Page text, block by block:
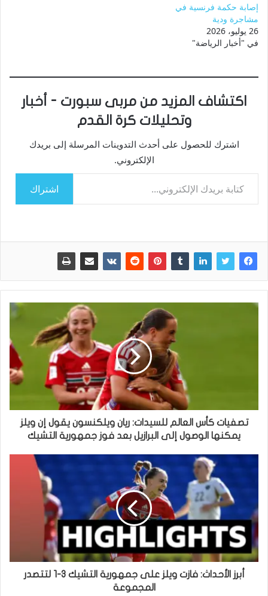
إصابة حكمة فرنسية في
مشاجرة ودية
26 يوليو، 2026
في "أخبار الرياضة"
اكتشاف المزيد من مربى سبورت - أخبار
وتحليلات كرة القدم
اشترك للحصول على أحدث التدوينات المرسلة إلى بريدك
الإلكتروني.
كتابة بريدك الإلكتروني...
اشتراك
تصفيات كأس العالم للسيدات: ريان ويلكنسون يقول إن ويلز
يمكنها الوصول إلى البرازيل بعد فوز جمهورية التشيك
أبرز الأحداث: فازت ويلز على جمهورية التشيك 3-1 لتتصدر
المجموعة